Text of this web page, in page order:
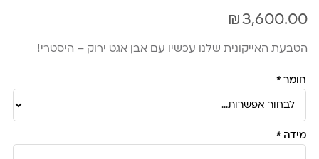
₪3,600.00
הטבעת האייקונית שלנו עכשיו עם אבן אגט ירוק – היסטרי!
חומר*
מידה*